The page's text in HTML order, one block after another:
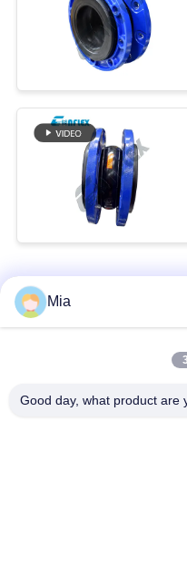
Bad Request
Mia
Good day, what product are